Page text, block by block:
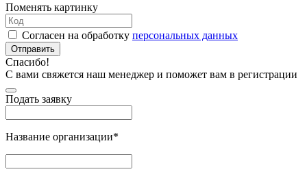
Поменять картинку
Согласен на обработку персональных данных
Отправить
Спасибо!
С вами свяжется наш менеджер и поможет вам в регистрации
Подать заявку
Название организации*